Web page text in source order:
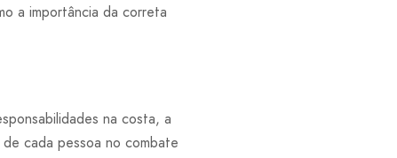
a importância da correta
na costa, a
cada pessoa no combate